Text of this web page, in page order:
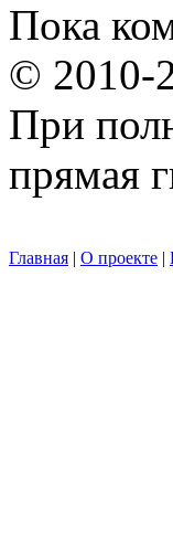
Пока
© 2010-
При
прямая
Главная | О проекте |